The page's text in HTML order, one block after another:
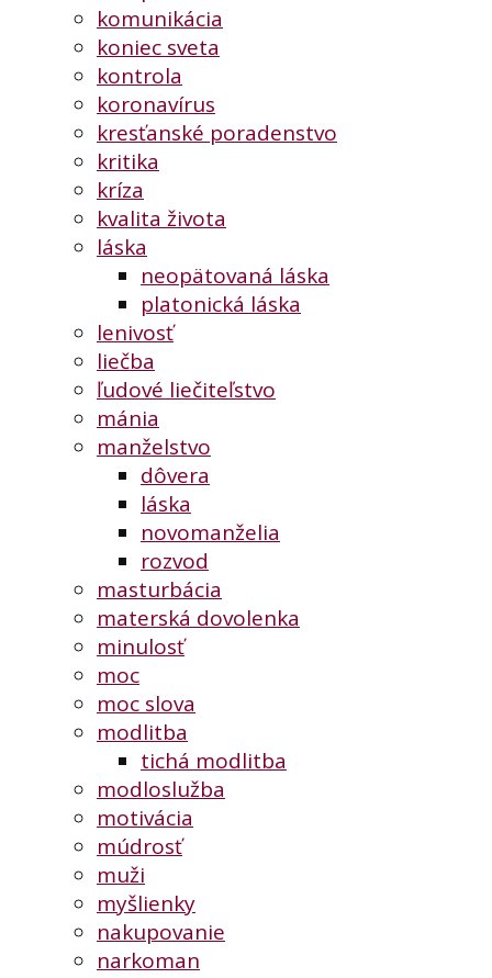
komunikácia
koniec sveta
kontrola
koronavírus
kresťanské poradenstvo
kritika
kríza
kvalita života
láska
neopätovaná láska
platonická láska
lenivosť
liečba
ľudové liečiteľstvo
mánia
manželstvo
dôvera
láska
novomanželia
rozvod
masturbácia
materská dovolenka
minulosť
moc
moc slova
modlitba
tichá modlitba
modloslužba
motivácia
múdrosť
muži
myšlienky
nakupovanie
narkoman